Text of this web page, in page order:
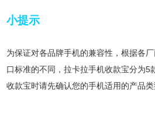
小提示
为保证对各品牌手机的兼容性，根据各
口标准的不同，拉卡拉手机收款宝分为5
收款宝时请先确认您的手机适用的产品类